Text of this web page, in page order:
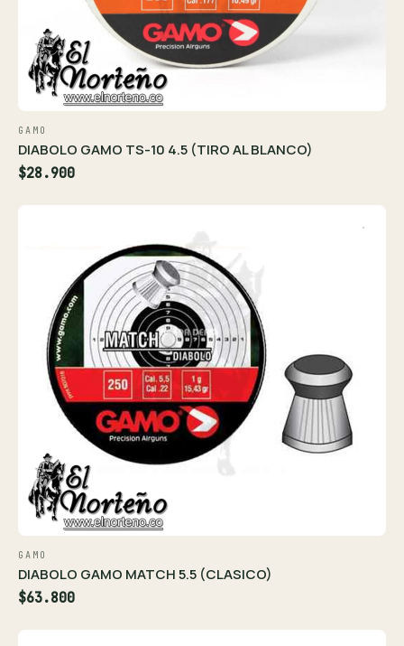
GAMO
DIABOLO GAMO TS-10 4.5 (TIRO AL BLANCO)
$28.900
GAMO
DIABOLO GAMO MATCH 5.5 (CLASICO)
$63.800